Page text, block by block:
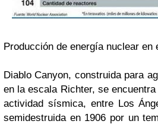
Producción de energía nuclear en
Diablo Canyon, construida para
en la escala Richter, se
actividad sísmica, entre Los
semidestruida en 1906 por un